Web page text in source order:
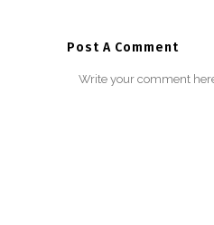
Post A Comment